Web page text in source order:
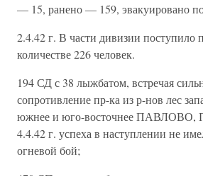
— 15, ранено — 159, эвакуировано
2.4.42 г. В части дивизии поступило
количестве 226 человек.
194 СД с 38 лыжбатом, встречая
сопротивление пр-ка из р-нов лес
южнее и юго-восточнее
4.4.42 г. успеха в наступлении не
огневой бой;